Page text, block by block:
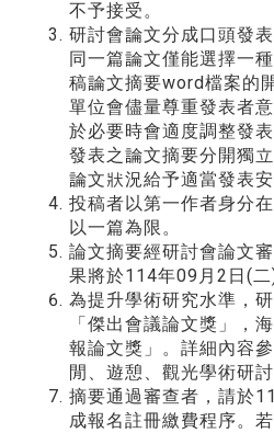
不予接受。
研討會論文分成口頭發
同一篇論文僅能選擇一
稿論文摘要word檔案的
單位會儘量尊重發表者
於必要時會適度調整發
發表之論文摘要分開獨
論文狀況給予適當發表安
投稿者以第一作者身分
以一篇為限。
論文摘要經研討會論文
果將於114年09月2日(二
為提升學術研究水準，
「傑出會議論文獎」，
報論文獎」。詳細內容
閒、遊憩、觀光學術研
摘要通過審查者，請於
成報名註冊繳費程序。